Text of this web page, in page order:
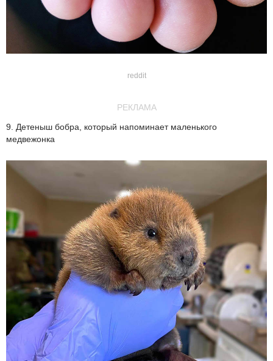
reddit
РЕКЛАМА
9. Детеныш бобра, который напоминает маленького
медвежонка